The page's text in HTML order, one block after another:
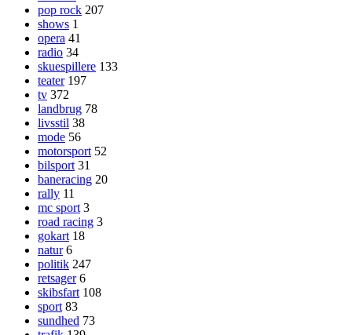
pop rock 207
shows 1
opera 41
radio 34
skuespillere 133
teater 197
tv 372
landbrug 78
livsstil 38
mode 56
motorsport 52
bilsport 31
baneracing 20
rally 11
mc sport 3
road racing 3
gokart 18
natur 6
politik 247
retsager 6
skibsfart 108
sport 83
sundhed 73